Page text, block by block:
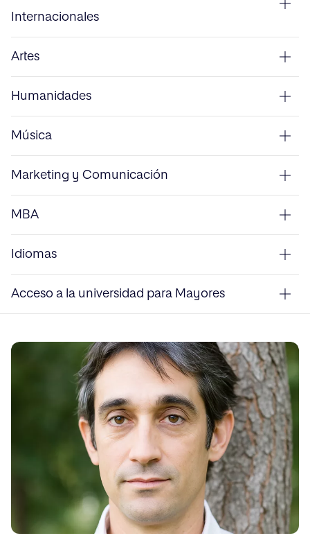
Internacionales
Artes
Humanidades
Música
Marketing y Comunicación
MBA
Idiomas
Acceso a la universidad para Mayores